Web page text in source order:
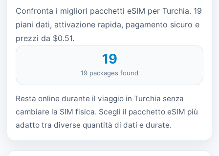
Confronta i migliori pacchetti eSIM per Turchia. 19
piani dati, attivazione rapida, pagamento sicuro e
prezzi da $0.51.
19
19 packages found
Resta online durante il viaggio in Turchia senza
cambiare la SIM fisica. Scegli il pacchetto eSIM più
adatto tra diverse quantità di dati e durate.